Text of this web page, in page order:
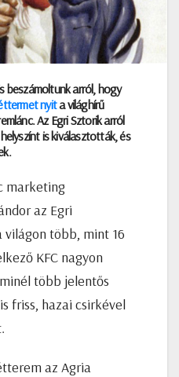
beszámoltunk arról, hogy
nyita világhírű
Az Egri Sztorik arról
is kiválasztották, és
marketing
az Egri
több, mint 16
KFC nagyon
több jelentős
friss, hazai csirkével
az Agria